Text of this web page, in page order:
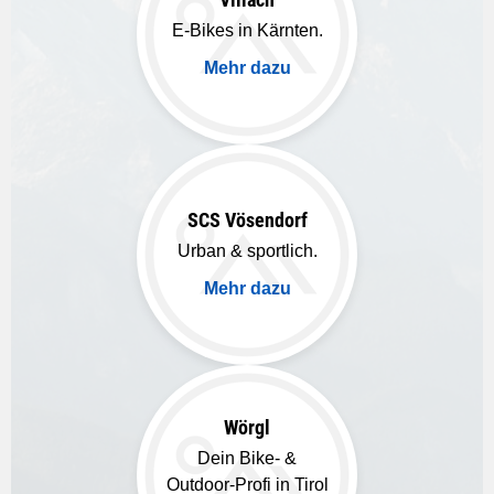
E-Bikes in Kärnten.
Mehr dazu
SCS Vösendorf
Urban & sportlich.
Mehr dazu
Wörgl
Dein Bike- &
Outdoor-Profi in Tirol